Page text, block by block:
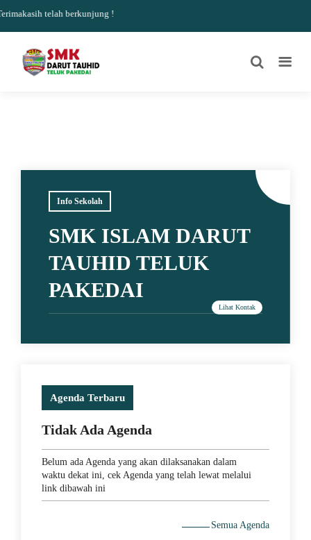
telah berkunjung !
Info Sekolah
SMK ISLAM DARUT
TAUHID TELUK
PAKEDAI
Agenda Terbaru
Tidak Ada Agenda
Belum ada Agenda yang akan dilaksanakan dalam
waktu dekat ini, cek Agenda yang telah lewat melalui
link dibawah ini
Semua Agenda